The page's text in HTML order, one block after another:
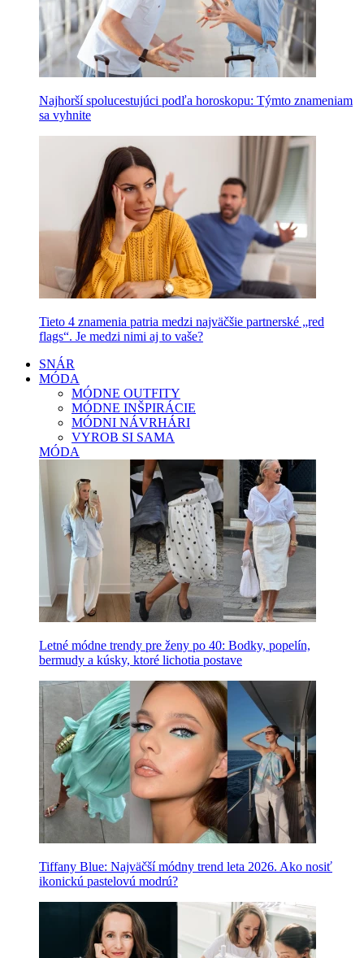
Najhorší spolucestujúci podľa horoskopu: Týmto znameniam
sa vyhnite
Tieto 4 znamenia patria medzi najväčšie partnerské „red
flags“. Je medzi nimi aj to vaše?
SNÁR
MÓDA
MÓDNE OUTFITY
MÓDNE INŠPIRÁCIE
MÓDNI NÁVRHÁRI
VYROB SI SAMA
MÓDA
Letné módne trendy pre ženy po 40: Bodky, popelín,
bermudy a kúsky, ktoré lichotia postave
Tiffany Blue: Najväčší módny trend leta 2026. Ako nosiť
ikonickú pastelovú modrú?